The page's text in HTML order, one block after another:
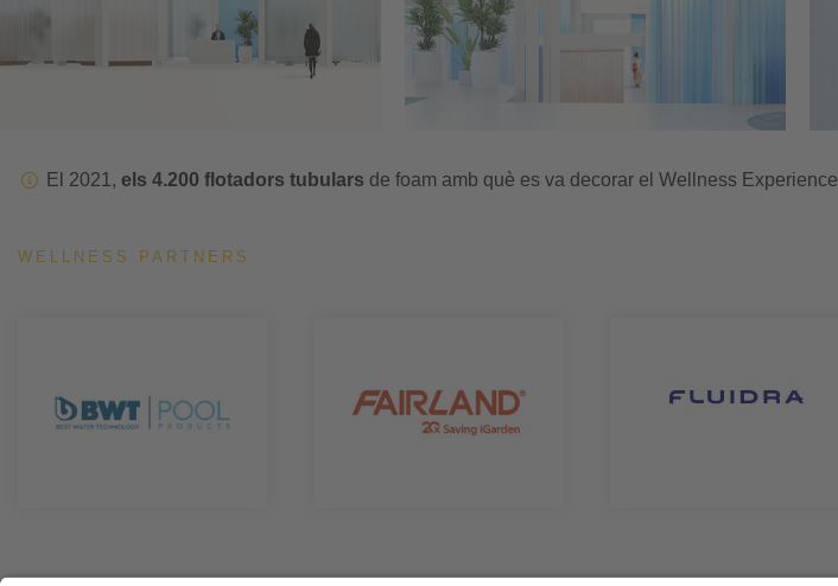
El 2021, els 4.200 flotadors tubulars de foam amb què es va decorar el Wellness Experience
WELLNESS PARTNERS